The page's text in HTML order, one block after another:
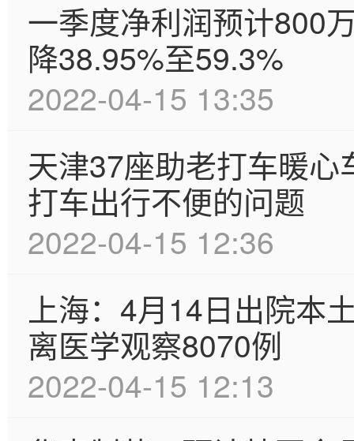
一季度净利润预计800
降38.95%至59.3%
2022-04-15 13:35
天津37座助老打车暖
打车出行不便的问题
2022-04-15 12:36
上海：4月14日出院本
离医学观察8070例
2022-04-15 12:13